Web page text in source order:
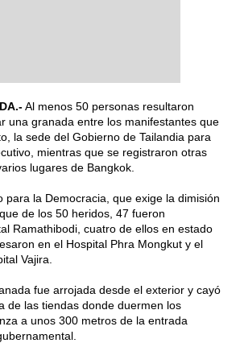
Al menos 50 personas resultaron
una granada entre los manifestantes que
la sede del Gobierno de Tailandia para
mientras que se registraron otras
lugares de Bangkok.
para la Democracia, que exige la dimisión
de los 50 heridos, 47 fueron
Ramathibodi, cuatro de ellos en estado
en el Hospital Phra Mongkut y el
Vajira.
fue arrojada desde el exterior y cayó
de las tiendas donde duermen los
a unos 300 metros de la entrada